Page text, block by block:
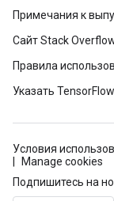
Примечания к
Сайт Stack
Правила
Указать
Условия
Manage cookies
Подпишитесь на